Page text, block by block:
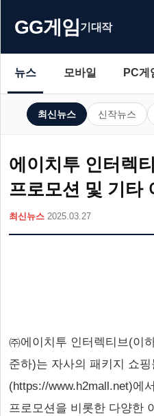
GG게임기대작
뉴스 모바일 PC게
최신뉴스 신작뉴스
에이치투 인터렉
프로모션 및 기타
최신뉴스 2025.03.27
㈜에이치투 인터렉티브(이
준하)는 자사의 패키지 쇼핑
(https://www.h2mall.net)에
프로모션을 비롯한 다양한